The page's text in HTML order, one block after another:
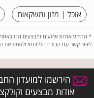
אוכל | מזון ומשקאות
* המידע אודות ארועים ומבצעים הנו
ליצור קשר עם הגורם הרלוונטי ולאמת את
הירשמו למועדון
אודות מבצעים